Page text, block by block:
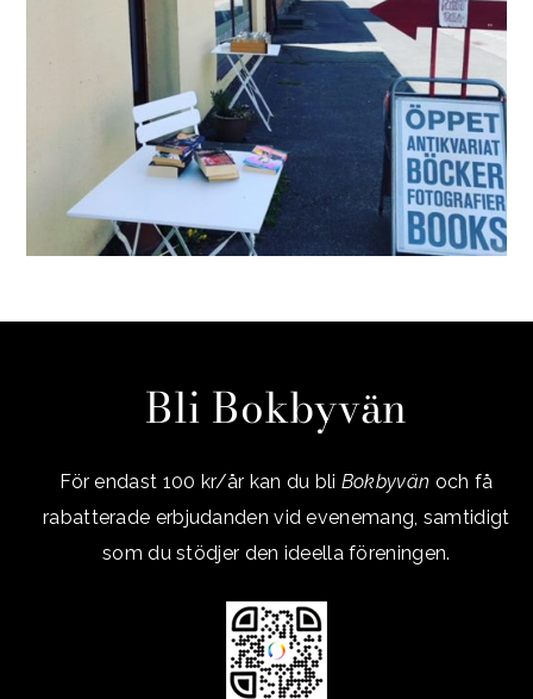
Bli Bokbyvän
För endast 100 kr/år kan du bli Bokbyvän och få
rabatterade erbjudanden vid evenemang, samtidigt
som du stödjer den ideella föreningen.